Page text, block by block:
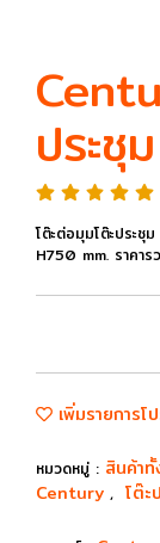
ประชุ
โต๊ะต่อมุมโต๊ะประ
H750 mm. ราคา
เพิ่มรายการโ
หมวดหมู่ : สินค้า
Century , โต๊ะ